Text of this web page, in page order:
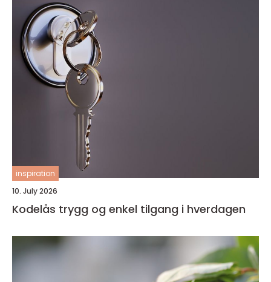
inspiration
10. July 2026
Kodelås trygg og enkel tilgang i hverdagen